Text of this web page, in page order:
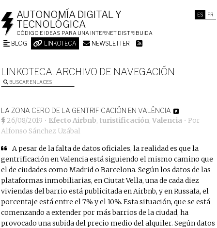
ES FR
AUTONOMÍA DIGITAL Y
TECNOLÓGICA
CÓDIGO E IDEAS PARA UNA INTERNET DISTRIBUIDA
BLOG LINKOTECA NEWSLETTER
LINKOTECA. ARCHIVO DE NAVEGACIÓN
BUSCAR ENLACES
LA ZONA CERO DE LA GENTRIFICACIÓN EN VALÈNCIA
26/08/2019 • Efecto Airbnb,turistificación,Valencia • Por
Alfonso Sánchez Uzábal
A pesar de la falta de datos oficiales, la realidad es que la
gentrificación en Valencia está siguiendo el mismo camino que
el de ciudades como Madrid o Barcelona. Según los datos de las
plataformas inmobiliarias, en Ciutat Vella, una de cada diez
viviendas del barrio está publicitada en Airbnb, y en Russafa, el
porcentaje está entre el 7% y el 10%. Esta situación, que se está
comenzando a extender por más barrios de la ciudad, ha
provocado una subida del precio medio del alquiler. Según datos